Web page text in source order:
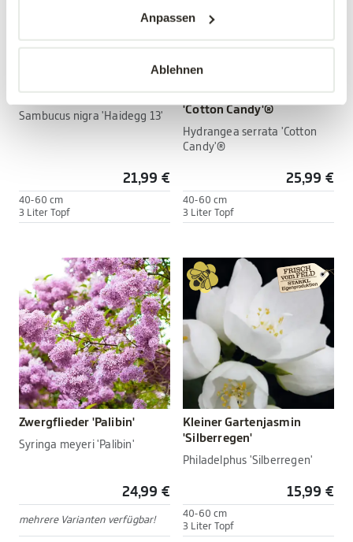
Anpassen
Ablehnen
Edelholunder 'Haidegg 13'
Sambucus nigra 'Haidegg 13'
21,99 €
40-60 cm
3 Liter Topf
Bodendecker-Hortensie
'Cotton Candy'®
Hydrangea serrata 'Cotton
Candy'®
25,99 €
40-60 cm
3 Liter Topf
Zwergflieder 'Palibin'
Syringa meyeri 'Palibin'
24,99 €
mehrere Varianten verfügbar!
Kleiner Gartenjasmin
'Silberregen'
Philadelphus 'Silberregen'
15,99 €
40-60 cm
3 Liter Topf